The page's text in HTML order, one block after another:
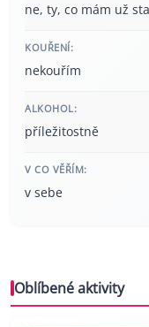
ne, ty, co mám už
KOUŘENÍ:
nekouřím
ALKOHOL:
příležitostně
V CO VĚŘÍM:
v sebe
Oblíbené aktivity